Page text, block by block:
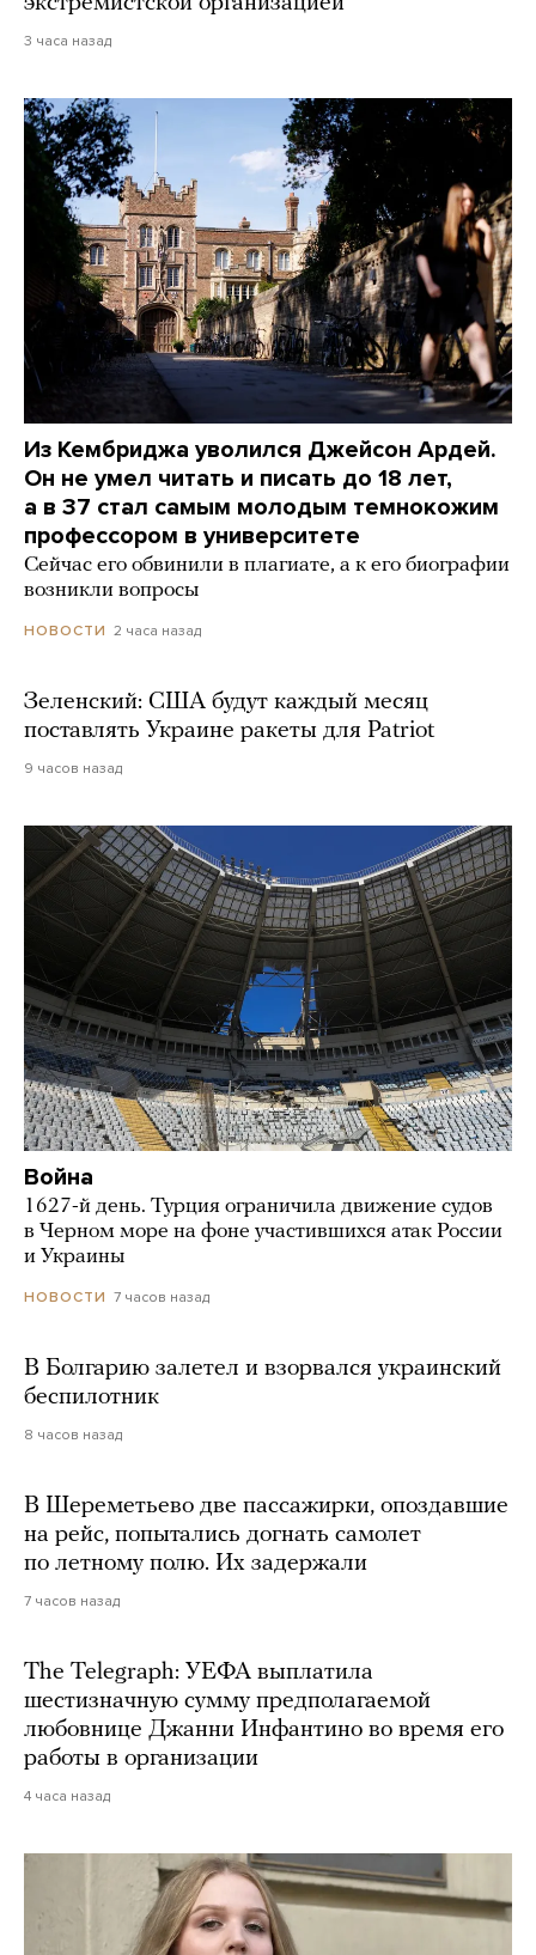
3 часа назад
Из Кембриджа уволился Джейсон Ардей.
Он не умел читать и писать до 18 лет,
а в 37 стал самым молодым темнокожим
профессором в университете
Сейчас его обвинили в плагиате, а к его биографии
возникли вопросы
НОВОСТИ 2 часа назад
Зеленский: США будут каждый месяц
поставлять Украине ракеты для Patriot
9 часов назад
Война
1627-й день. Турция ограничила движение судов
в Черном море на фоне участившихся атак России
и Украины
НОВОСТИ 7 часов назад
В Болгарию залетел и взорвался украинский
беспилотник
8 часов назад
В Шереметьево две пассажирки, опоздавшие
на рейс, попытались догнать самолет
по летному полю. Их задержали
7 часов назад
The Telegraph: УЕФА выплатила
шестизначную сумму предполагаемой
любовнице Джанни Инфантино во время его
работы в организации
4 часа назад